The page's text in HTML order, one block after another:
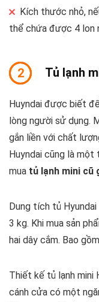
Kích thước nhỏ,
thể chứa được 4 lon
2 Tủ lạnh
Huyndai được biết
lòng người sử dụng.
gắn liền với chất
Huyndai cũng là một
mua tủ lạnh mini cũ
Dung tích tủ
3 kg. Khi mua sản
hai dây cắm. Bao
Thiết kế tủ lạnh mini
cánh cửa có một